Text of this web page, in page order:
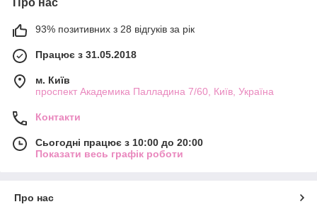
Про нас
93% позитивних з 28 відгуків за рік
Працює з 31.05.2018
м. Київ
проспект Академика Палладина 7/60, Київ, Україна
Контакти
Сьогодні працює з 10:00 до 20:00
Показати весь графік роботи
Про нас